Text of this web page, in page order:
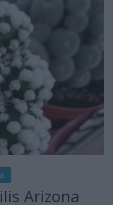
Arizona